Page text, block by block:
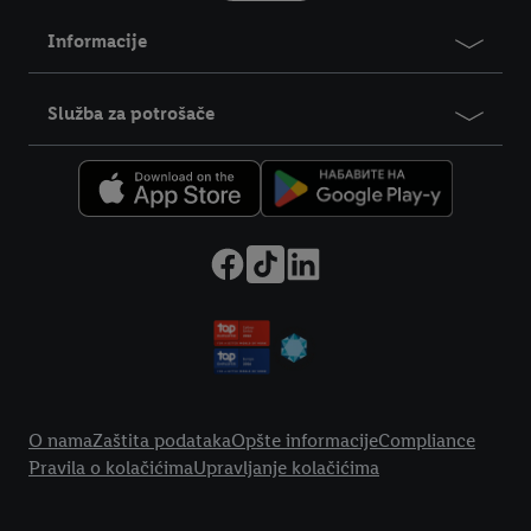
Informacije
Služba za potrošače
O namaZaštita podatakaOpšte informacijeCompliance
Pravila o kolačićimaUpravljanje kolačićima